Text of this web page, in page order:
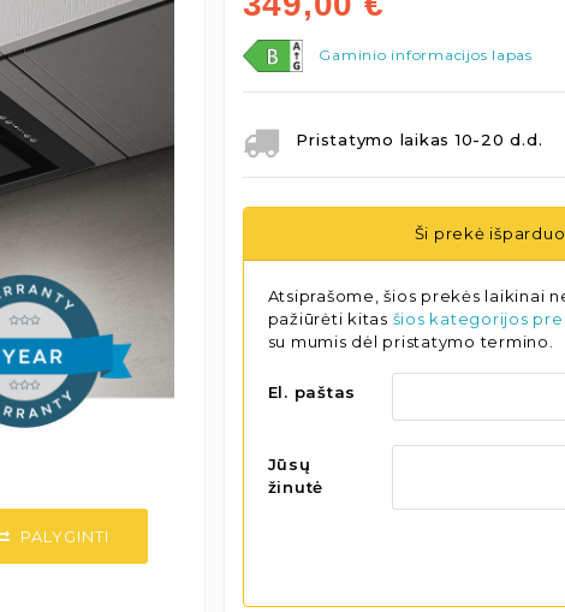
PALYGINTI
Gaminio informacijos lapas
Pristatymo laikas 10-20 d.d.
Ši prekė
Atsiprašome, šios prekės laikinai
pažiūrėti kitas šios kategorijos
su mumis dėl pristatymo termino.
El. paštas
Jūsų
žinutė